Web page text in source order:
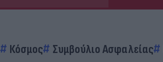
Κόσμος Συμβούλιο Ασφαλείας